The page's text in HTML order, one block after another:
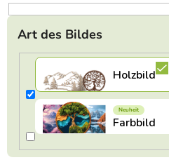
i
Art des Bildes